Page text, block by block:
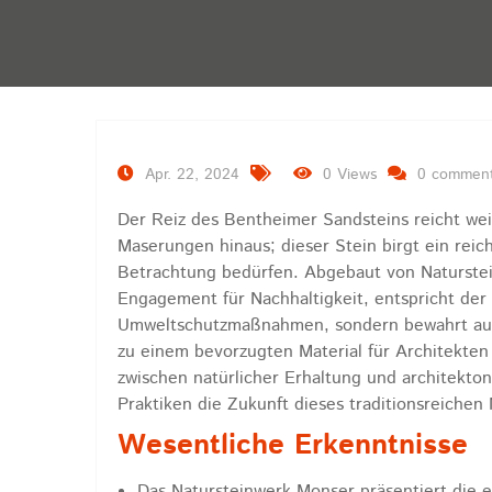
Apr. 22, 2024 0 Views 0
Der Reiz des Bentheimer Sandsteins reicht
Maserungen hinaus; dieser Stein birgt ein
Betrachtung bedürfen. Abgebaut von
Engagement für Nachhaltigkeit, entspricht
Umweltschutzmaßnahmen, sondern bewahrt
zu einem bevorzugten Material für
zwischen natürlicher Erhaltung und
Praktiken die Zukunft dieses
Wesentliche Erkenntnisse